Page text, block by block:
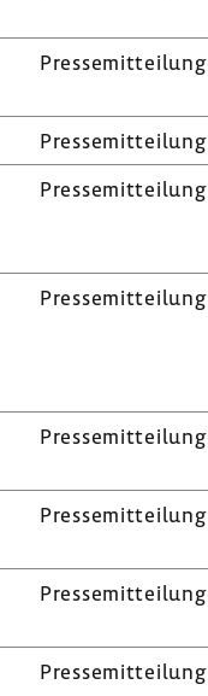
Pres­se­mit­tei­lung
Pres­se­mit­tei­lung
Pres­se­mit­tei­lung
Pres­se­mit­tei­lung
Pres­se­mit­tei­lung
Pres­se­mit­tei­lung
Pres­se­mit­tei­lung
Pres­se­mit­tei­lung